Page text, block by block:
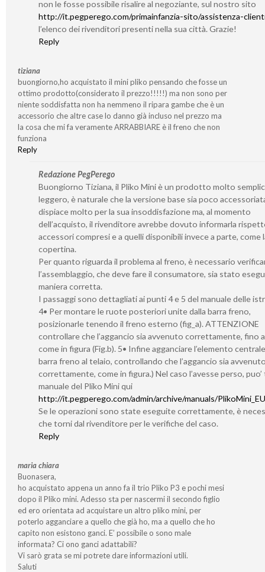
non le fosse possibile risalire al negoziante, sul nostro sito
http://it.pegperego.com/primainfanzia-sito/assistenza-
l’elenco dei rivenditori presenti nella sua città. Grazie!
Reply
tiziana
buongiorno,ho acquistato il mini pliko pensando che fosse un
ottimo prodotto(considerato il prezzo!!!!!) ma non sono per
niente soddisfatta non ha nemmeno il ripara gambe che è un
accessorio che altre case lo danno già incluso nel prezzo ma
la cosa che mi fa veramente ARRABBIARE è il freno che non
funziona
Reply
Redazione PegPerego
Buongiorno Tiziana, il Pliko Mini è un prodotto molto
leggero, è naturale che la versione base sia poco
dispiace molto per la sua insoddisfazione ma, al momento
dell’acquisto, il rivenditore avrebbe dovuto informarla
accessori compresi e a quelli disponibili invece a parte, come
copertina.
Per quanto riguarda il problema al freno, è necessario
l’assemblaggio, che deve fare il consumatore, sia stato
maniera corretta.
I passaggi sono dettagliati ai punti 4 e 5 del manuale delle
4• Per montare le ruote posteriori unite dalla barra freno,
posizionarle tenendo il freno esterno (fig_a). ATTENZIONE
controllare che l’aggancio sia avvenuto correttamente, fino
come in figura (Fig.b). 5• Infine agganciare l’elemento
barra freno al telaio, controllando che l’aggancio sia
correttamente, come in figura.) Nel caso l’avesse perso,
manuale del Pliko Mini qui
http://it.pegperego.com/admin/archive/manuals/
Se le operazioni sono state eseguite correttamente, è
che torni dal rivenditore per le verifiche del caso.
Reply
maria chiara
Buonasera,
ho acquistato appena un anno fa il trio Pliko P3 e pochi mesi
dopo il Pliko mini. Adesso sta per nascermi il secondo figlio
ed ero orientata ad acquistare un altro pliko mini, per
poterlo agganciare a quello che già ho, ma a quello che ho
capito non esistono ganci. E’ possibile o sono male
informata? Ci ono ganci adattabili?
Vi sarò grata se mi potrete dare informazioni utili.
Saluti